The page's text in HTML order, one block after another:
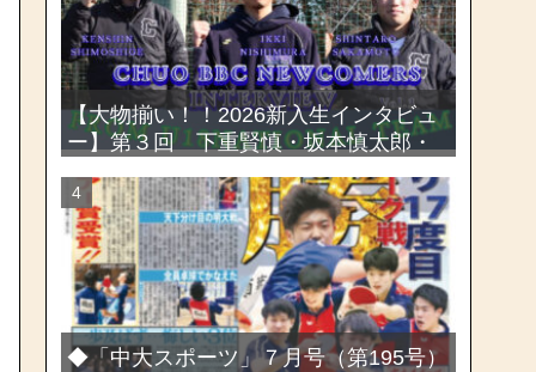
【大物揃い！！2026新入生インタビュ
ー】第３回 下重賢慎・坂本慎太郎・
◆「中大スポーツ」７月号（第195号）